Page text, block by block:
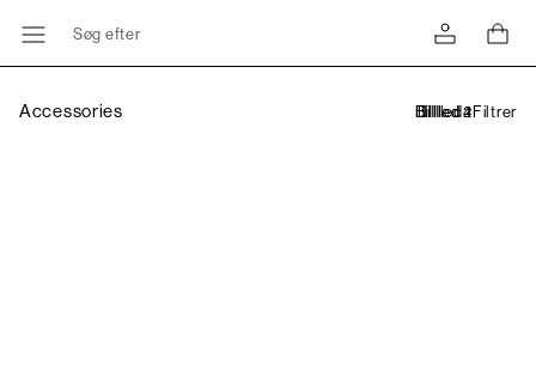
Søg efter
Accessories Filtrer